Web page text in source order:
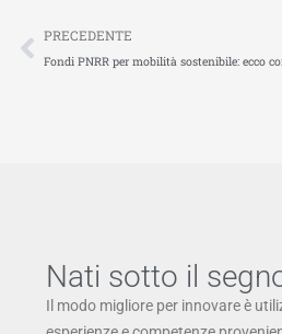
Precedente
PRECEDENTE
Fondi PNRR per mobilità sostenibile: ecco
Nati sotto il
Il modo migliore per innovare è